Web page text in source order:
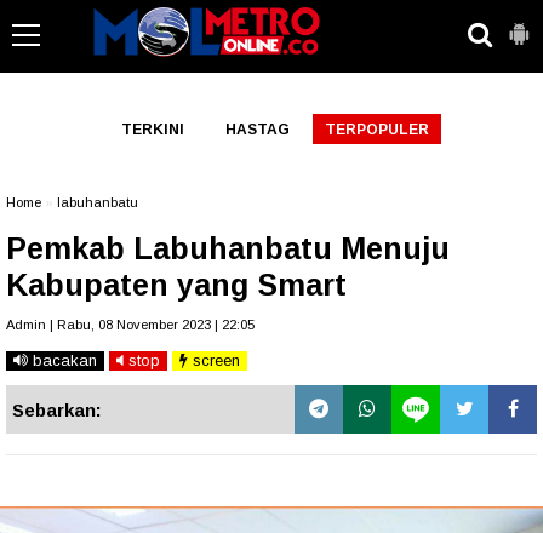
TERKINI HASTAG TERPOPULER
Home labuhanbatu
Pemkab Labuhanbatu Menuju
Kabupaten yang Smart
Admin | Rabu, 08 November 2023 | 22:05
bacakan stop screen
Sebarkan: